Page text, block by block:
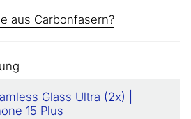
aus Carbonfasern?
Glass Ultra (2x) |
15 Plus